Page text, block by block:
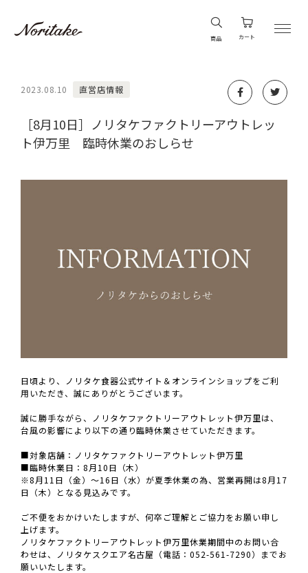
商品 カート
2023.08.10 直営店情報
［8月10日］ノリタケファクトリーアウトレッ
ト伊万里 臨時休業のおしらせ
日頃より、ノリタケ食器公式サイト＆オンラインショップをご利
用いただき、誠にありがとうございます。
誠に勝手ながら、ノリタケファクトリーアウトレット伊万里は、
台風の影響により以下の通り臨時休業させていただきます。
■対象店舗：ノリタケファクトリーアウトレット伊万里
■臨時休業日：8月10日（木）
※8月11日（金）～16日（水）が夏季休業の為、営業再開は8月17
日（木）となる見込みです。
ご不便をおかけいたしますが、何卒ご理解とご協力をお願い申し
上げます。
ノリタケファクトリーアウトレット伊万里休業期間中のお問い合
わせは、ノリタケスクエア名古屋（電話：052-561-7290）までお
願いいたします。